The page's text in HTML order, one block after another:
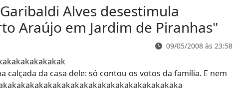
Garibaldi Alves desestimula
Araújo em Jardim de Piranhas"
09/05/2008 às 23:58
calçada da casa dele: só contou os votos da família. E nem